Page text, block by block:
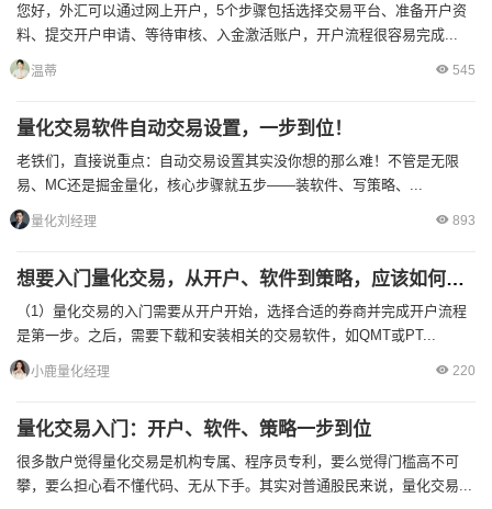
您好，外汇可以通过网上开户，5个步骤包括选择交易平台、准备开户资
料、提交开户申请、等待审核、入金激活账户，开户流程很容易完成...
温蒂 545
量化交易软件自动交易设置，一步到位！
老铁们，直接说重点：​自动交易设置其实没你想的那么难！​​不管是无限
易、MC还是掘金量化，核心步骤就五步——装软件、写策略、...
量化刘经理 893
想要入门量化交易，从开户、软件到策略，应该如何一步到位呢？
（1）量化交易的入门需要从开户开始，选择合适的券商并完成开户流程
是第一步。之后，需要下载和安装相关的交易软件，如QMT或PT...
小鹿量化经理 220
量化交易入门：开户、软件、策略一步到位
很多散户觉得量化交易是机构专属、程序员专利，要么觉得门槛高不可
攀，要么担心看不懂代码、无从下手。其实对普通股民来说，量化交易...